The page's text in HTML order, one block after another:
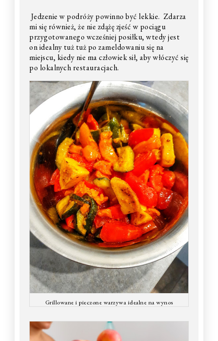
Jedzenie w podróży powinno być lekkie. Zdarza
mi się również, że nie zdążę zjeść w pociągu
przygotowanego wcześniej posiłku, wtedy jest
on idealny tuż tuż po zameldowaniu się na
miejscu, kiedy nie ma człowiek sił, aby włóczyć się
po lokalnych restauracjach.
Grillowane i pieczone warzywa idealne na wynos